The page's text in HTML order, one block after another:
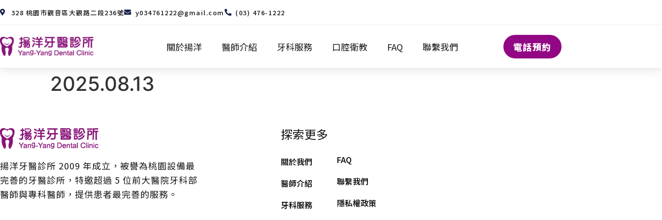
328 桃園市觀音區大觀路二段236號 y034761222@gmail.com (03) 476-1222
關於揚洋 醫師介紹 牙科服務 口腔衛教 FAQ 聯繫我們 電話預約
2025.08.13
揚洋牙醫診所 2009 年成立，被譽為桃園設備最
完善的牙醫診所，特邀超過 5 位前大醫院牙科部
醫師與專科醫師，提供患者最完善的服務。
探索更多
關於我們
醫師介紹
牙科服務
FAQ
聯繫我們
隱私權政策